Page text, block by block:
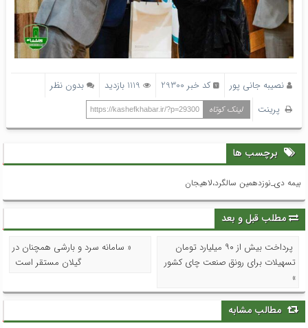
نصیبه جانی پور کد خبر 29300 1119 بازدید
بدون نظر
پرینت
لینک کوتاه https://kashefkhabar.ir/?p=29300
برچسب ها
بیمه دی_نوزدهمین سالگرد،لاهیجان
مطلب قبل و بعد
پرداخت بیش از ۹۰ میلیارد تومان
تسهیلات برای رونق صنعت چای کشور
»
« سامانه سرد و بارشی همچنان در
گیلان مستقر است
مطالب مشابه